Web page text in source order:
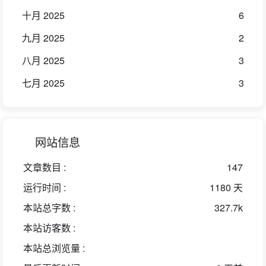
十月 2025
6
九月 2025
2
八月 2025
3
七月 2025
3
网站信息
文章数目 :
147
运行时间 :
1180 天
本站总字数 :
327.7k
本站访客数 :
本站总浏览量 :